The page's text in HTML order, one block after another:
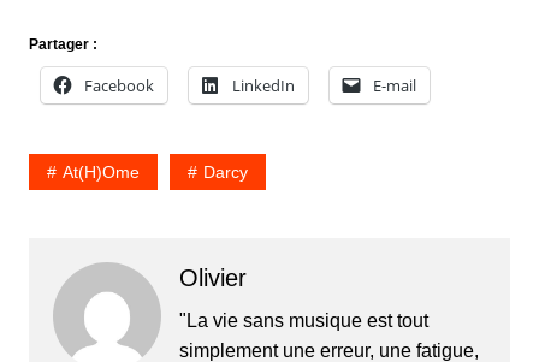
Partager :
Facebook LinkedIn E-mail
At(h)ome Darcy
Olivier
"La vie sans musique est tout
simplement une erreur, une fatigue,